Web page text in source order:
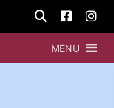
MENU